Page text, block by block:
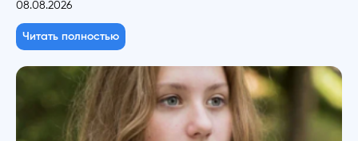
08.08.2026
Читать полностью